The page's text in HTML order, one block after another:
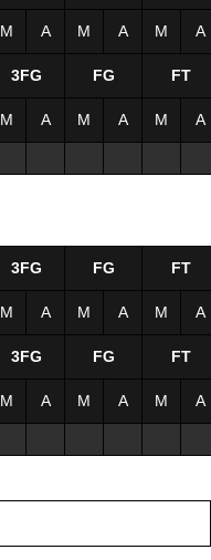
M A M A M A
3FG FG FT
M A M A M A
3FG FG FT
M A M A M A
3FG FG FT
M A M A M A